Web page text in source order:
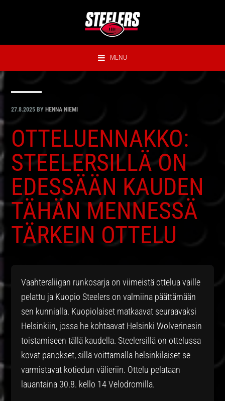
MENU
27.8.2025 BY HENNA NIEMI
OTTELUENNAKKO:
STEELERSILLÄ ON
EDESSÄÄN KAUDEN
TÄHÄN MENNESSÄ
TÄRKEIN OTTELU
Vaahteraliigan runkosarja on viimeistä ottelua vaille
pelattu ja Kuopio Steelers on valmiina päättämään
sen kunnialla. Kuopiolaiset matkaavat seuraavaksi
Helsinkiin, jossa he kohtaavat Helsinki Wolverinesin
toistamiseen tällä kaudella. Steelersillä on ottelussa
kovat panokset, sillä voittamalla helsinkiläiset se
varmistavat kotiedun välieriin. Ottelu pelataan
lauantaina 30.8. kello 14 Velodromilla.